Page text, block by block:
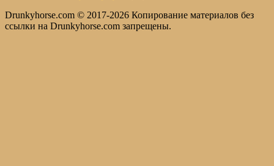
Drunkyhorse.com © 2017-2026 Копирование материалов без
ссылки на Drunkyhorse.com запрещены.